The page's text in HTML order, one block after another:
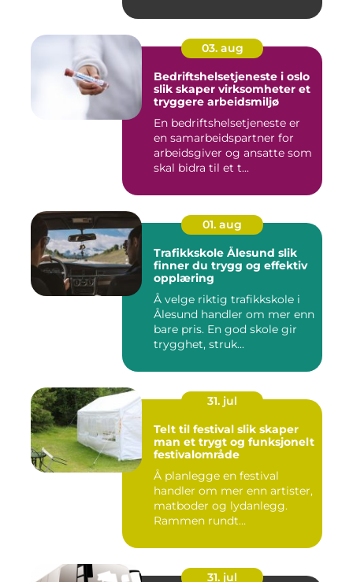
03. aug
Bedriftshelsetjeneste i oslo
slik skaper virksomheter et
tryggere arbeidsmiljø
En bedriftshelsetjeneste er
en samarbeidspartner for
arbeidsgiver og ansatte som
skal bidra til et t...
01. aug
Trafikkskole Ålesund slik
finner du trygg og effektiv
opplæring
Å velge riktig trafikkskole i
Ålesund handler om mer enn
bare pris. En god skole gir
trygghet, struk...
31. jul
Telt til festival slik skaper
man et trygt og funksjonelt
festivalområde
Å planlegge en festival
handler om mer enn artister,
matboder og lydanlegg.
Rammen rundt
31. jul